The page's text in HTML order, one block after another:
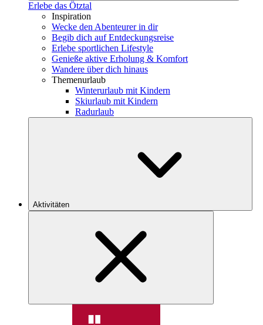
Erlebe das Ötztal
Inspiration
Wecke den Abenteurer in dir
Begib dich auf Entdeckungsreise
Erlebe sportlichen Lifestyle
Genieße aktive Erholung & Komfort
Wandere über dich hinaus
Themenurlaub
Winterurlaub mit Kindern
Skiurlaub mit Kindern
Radurlaub
Aktivitäten